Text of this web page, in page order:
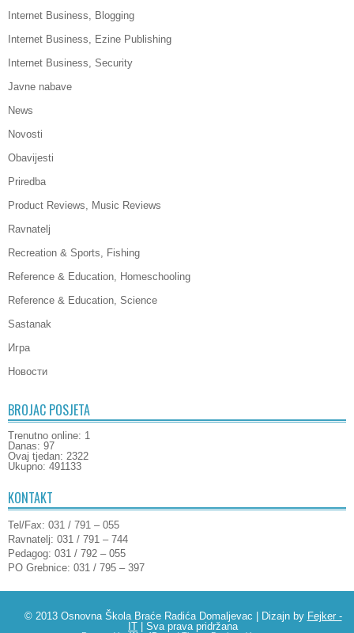
Internet Business, Blogging
Internet Business, Ezine Publishing
Internet Business, Security
Javne nabave
News
Novosti
Obavijesti
Priredba
Product Reviews, Music Reviews
Ravnatelj
Recreation & Sports, Fishing
Reference & Education, Homeschooling
Reference & Education, Science
Sastanak
Игра
Новости
BROJAC POSJETA
Trenutno online: 1
Danas: 97
Ovaj tjedan: 2322
Ukupno: 491133
KONTAKT
Tel/Fax: 031 / 791 – 055
Ravnatelj: 031 / 791 – 744
Pedagog: 031 / 792 – 055
PO Grebnice: 031 / 795 – 397
© 2013 Osnovna Škola Braće Radića Domaljevac | Dizajn by Fejker -
IT | Sva prava pridržana